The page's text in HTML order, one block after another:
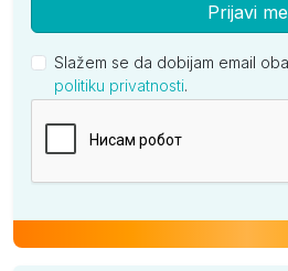
Prijavi me
Slažem se da dobijam email
politiku privatnosti.